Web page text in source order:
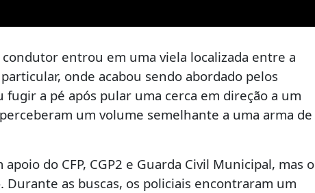
entrou em uma viela localizada entre a
onde acabou sendo abordado pelos
fugir a pé após pular uma cerca em direção a um
um volume semelhante a uma arma de
do CFP, CGP2 e Guarda Civil Municipal, mas o
Durante as buscas, os policiais encontraram um